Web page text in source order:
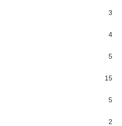
3
4
5
15
5
2